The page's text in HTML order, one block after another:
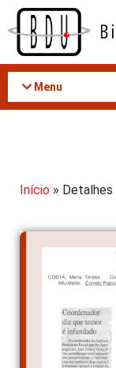
Acessar
conteúdo
Menu
Início » Detalhes